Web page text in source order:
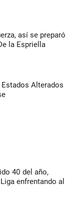
así se preparó
la Espriella
Alterados
40 del año,
enfrentando al